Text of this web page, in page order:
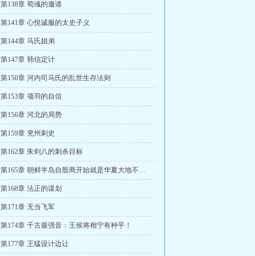
第138章 荀彧的邀请
第141章 心悦诚服的太史子义
第144章 马氏姐弟
第147章 韩信定计
第150章 河内司马氏的乱世生存法则
第153章 项羽的自信
第156章 河北的局势
第159章 兖州刺史
第162章 朱剑八的刺杀目标
第165章 朝鲜半岛自殷商开始就是华夏大地不可分割的一部分
第168章 法正的谋划
第171章 无当飞军
第174章 千古最强音：王侯将相宁有种乎！
第177章 王猛设计边让